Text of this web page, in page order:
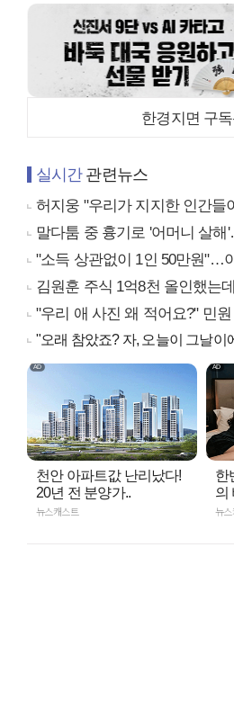
한경지면 구
실시간관련뉴스
허지웅 "우리가 지지한 인간들이
말다툼 중 흉기로 '어머니 살
"소득 상관없이 1인 50만원"…
김원훈 주식 1억8천 올인했는
"우리 애 사진 왜 적어요?" 민
"오래 참았죠? 자, 오늘이 그날이
천안 아파트값 난리났다!
20년 전 분양가..
뉴스캐스트
한
의
뉴